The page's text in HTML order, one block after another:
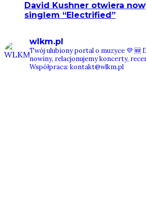
David Kushner otwiera
singlem “Electrified”
wlkm.pl
Twój ulubiony portal o muzyce 💜 🆕
nowiny, relacjonujemy koncerty,
Współpraca: kontakt@wlkm.pl